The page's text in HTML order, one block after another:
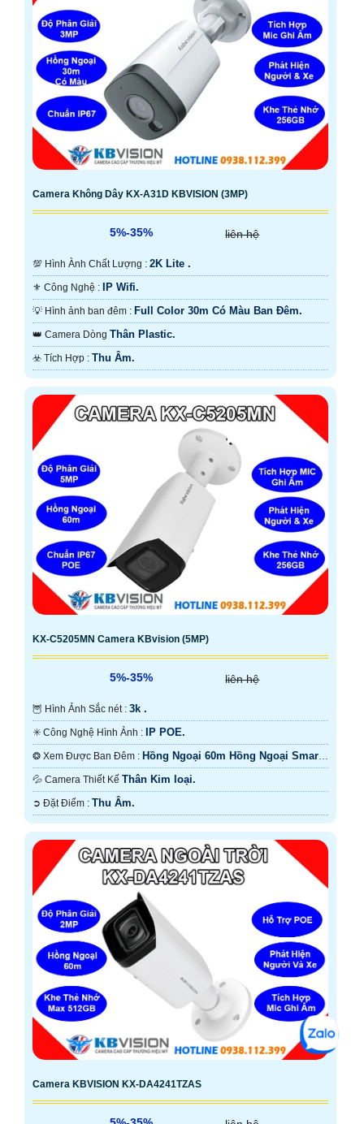
Camera Không Dây KX-A31D KBVISION (3MP)
5%-35% liên hệ
💯 Hình Ành Chất Lượng : 2K Lite .
⚜️ Công Nghệ : IP Wifi.
💡 Hình ảnh ban đêm : Full Color 30m Có Màu Ban Ðêm.
👑 Camera Dòng Thân Plastic.
️☣️ Tích Hợp : Thu Âm.
KX-C5205MN Camera KBvision (5MP)
5%-35% liên hệ
🦉 Hình Ảnh Sắc nét : 3k .
✳️ Công Nghệ Hình Ảnh : IP POE.
❂ Xem Được Ban Đêm : Hồng Ngoại 60m Hồng Ngoại Smart
IR. 💦 Camera Thiết Kế Thân Kim loại.
️➲ Đặt Điểm : Thu Âm.
Camera KBVISION KX-DA4241TZAS